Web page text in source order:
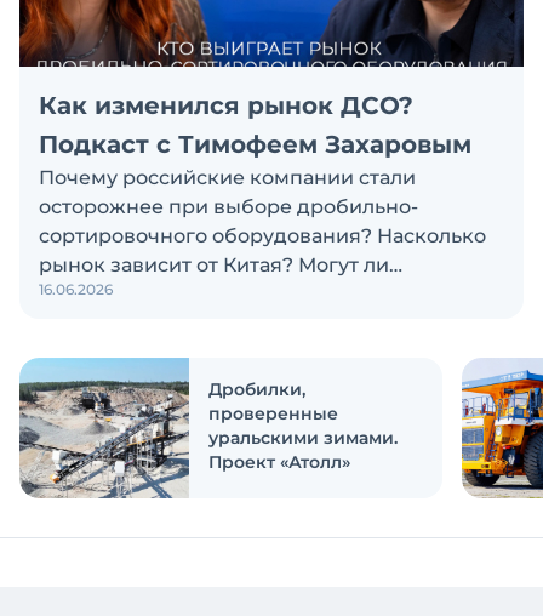
Как изменился рынок ДСО?
Подкаст с Тимофеем Захаровым
Почему российские компании стали
осторожнее при выборе дробильно-
сортировочного оборудования? Насколько
рынок зависит от Китая? Могут ли
российские и китайские производители
обсуждаем в новом выпуске подкаста
«Честно и открыто с Экскаватор Ру»
16.06.2026
Дробилки,
проверенные
уральскими зимами.
Проект «Атолл»